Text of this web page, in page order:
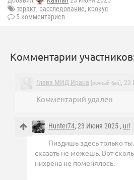
теракт, расследование, крокус
5 комментариев
Комментарии
Глава МИД Ирана [вечный бан] , 23
Комментарий удален
Hunter74, 23 Июня 2025 , url
Пиздишь здесь только
сказать не можешь. Вот
нихрена не поменялось.